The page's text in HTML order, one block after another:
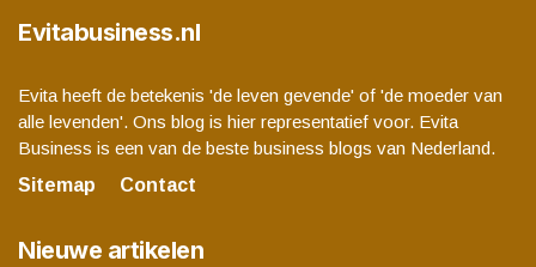
Evitabusiness.nl
Evita heeft de betekenis 'de leven gevende' of 'de moeder van
alle levenden'. Ons blog is hier representatief voor. Evita
Business is een van de beste business blogs van Nederland.
Sitemap
Contact
Nieuwe artikelen